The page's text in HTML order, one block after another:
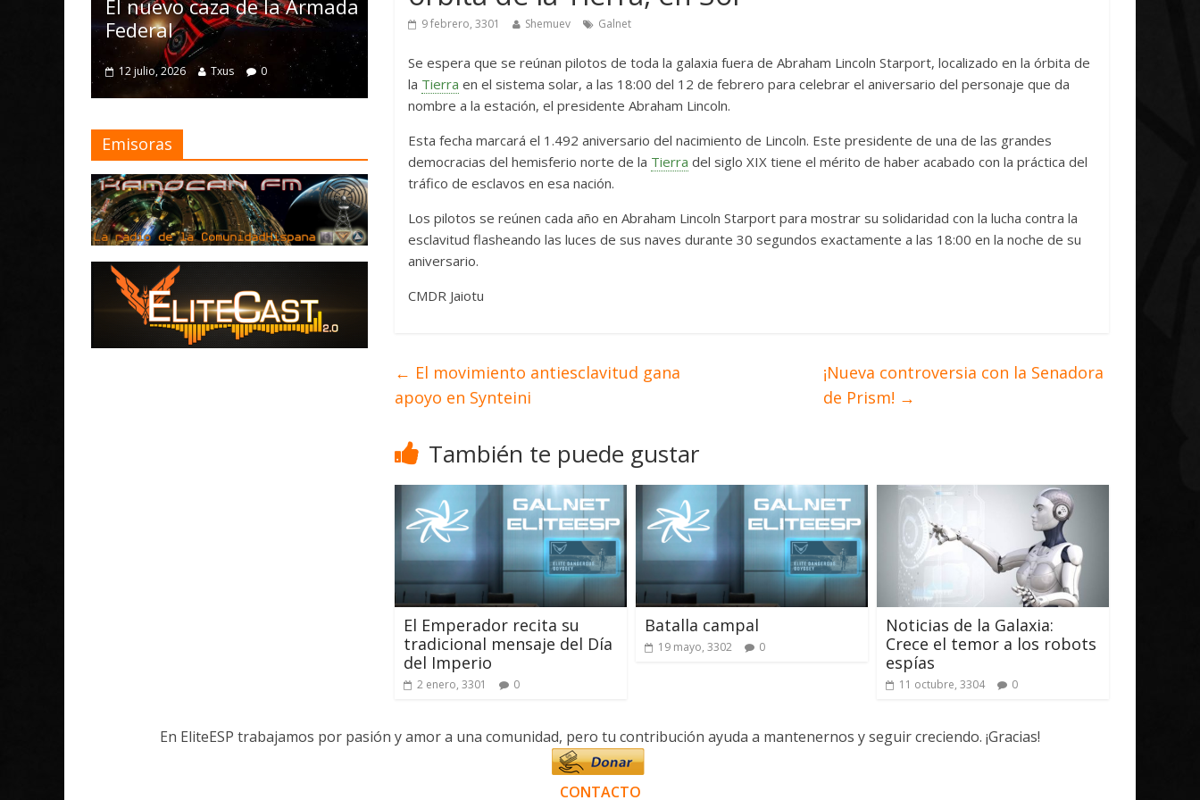
9 febrero, 3301 Shemuev Galnet
Se espera que se reúnan pilotos de toda la galaxia fuera de Abraham Lincoln Starport, localizado en la órbita de
la Tierra en el sistema solar, a las 18:00 del 12 de febrero para celebrar el aniversario del personaje que da
nombre a la estación, el presidente Abraham Lincoln.
Esta fecha marcará el 1.492 aniversario del nacimiento de Lincoln. Este presidente de una de las grandes
democracias del hemisferio norte de la Tierra del siglo XIX tiene el mérito de haber acabado con la práctica del
tráfico de esclavos en esa nación.
Los pilotos se reúnen cada año en Abraham Lincoln Starport para mostrar su solidaridad con la lucha contra la
esclavitud flasheando las luces de sus naves durante 30 segundos exactamente a las 18:00 en la noche de su
aniversario.
CMDR Jaiotu
← El movimiento antiesclavitud gana
apoyo en Synteini
¡Nueva controversia con la Senadora
de Prism! →
También te puede gustar
El Emperador recita su
tradicional mensaje del Día
del Imperio
2 enero, 3301 0
Batalla campal
19 mayo, 3302 0
Noticias de la Galaxia:
Crece el temor a los robots
espías
11 octubre, 3304 0
caza de la Armada
mejoras
4 julio, 2026 Txus 0
Mayo de 2026
28 mayo, 2026 Txus 0
Emisoras
En EliteESP trabajamos por pasión y amor a una comunidad, pero tu contribución ayuda a mantenernos y seguir creciendo. ¡Gracias!
CONTACTO